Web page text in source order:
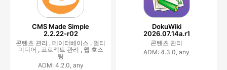
CMS Made Simple
2.2.22-r02
콘텐츠 관리 , 데이터베이스 , 멀티
미디어 , 프로젝트 관리 , 웹 호스
팅
ADM: 4.2.0, any
DokuWiki
2026.07.14a.r1
콘텐츠 관리
ADM: 4.3.0, any